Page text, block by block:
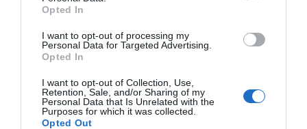
Opted In
I want to opt-out of processing my
Personal Data for Targeted Advertising.
Opted In
I want to opt-out of Collection, Use,
Retention, Sale, and/or Sharing of my
Personal Data that Is Unrelated with the
Purposes for which it was collected.
Opted Out
Великобритания
Май 2012
Супружеская пара, средний возраст
7.8/10
Вы бы вернулись в этот отель?
детали